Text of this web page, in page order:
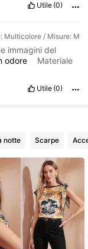
Materiale del
etichettaeda
Utile (0)
Multicolore / Misure: M
immagini del
odore
Materiale
Utile (0)
notte Scarpe